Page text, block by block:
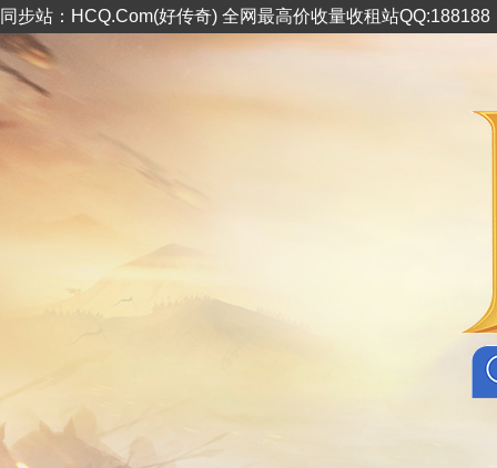
同步站：HCQ.Com(好传奇) 全网最高价收量收租站